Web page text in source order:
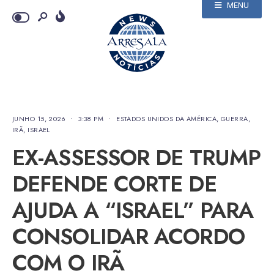
MENU
JUNHO 15, 2026 • 3:38 PM • ESTADOS UNIDOS DA AMÉRICA, GUERRA,
IRÃ, ISRAEL
EX-ASSESSOR DE TRUMP
DEFENDE CORTE DE
AJUDA A “ISRAEL” PARA
CONSOLIDAR ACORDO
COM O IRÃ